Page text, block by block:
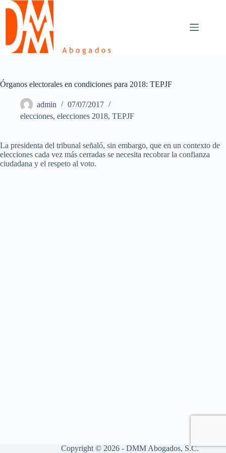
Skip
content
Órganos electorales en condiciones para 2018: TEPJF
admin
07/07/2017
elecciones, elecciones 2018, TEPJF
La presidenta del tribunal señaló, sin embargo, que en un contexto de
elecciones cada vez más cerradas se necesita recobrar la confianza
ciudadana y el respeto al voto.
Copyright © 2026 - DMM Abogados, S.C.